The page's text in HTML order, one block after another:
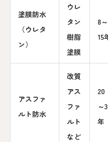
塗膜防水
（ウレタ
ン）
ウレ
タン
樹脂
塗膜
8～
15
アスファ
ルト防水
改質
アス
ファ
ルト
など
20
～
年